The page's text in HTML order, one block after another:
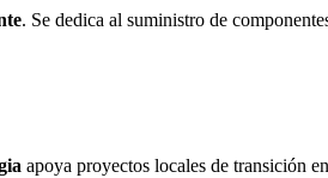
. Se dedica al suministro de
apoya proyectos locales de transición